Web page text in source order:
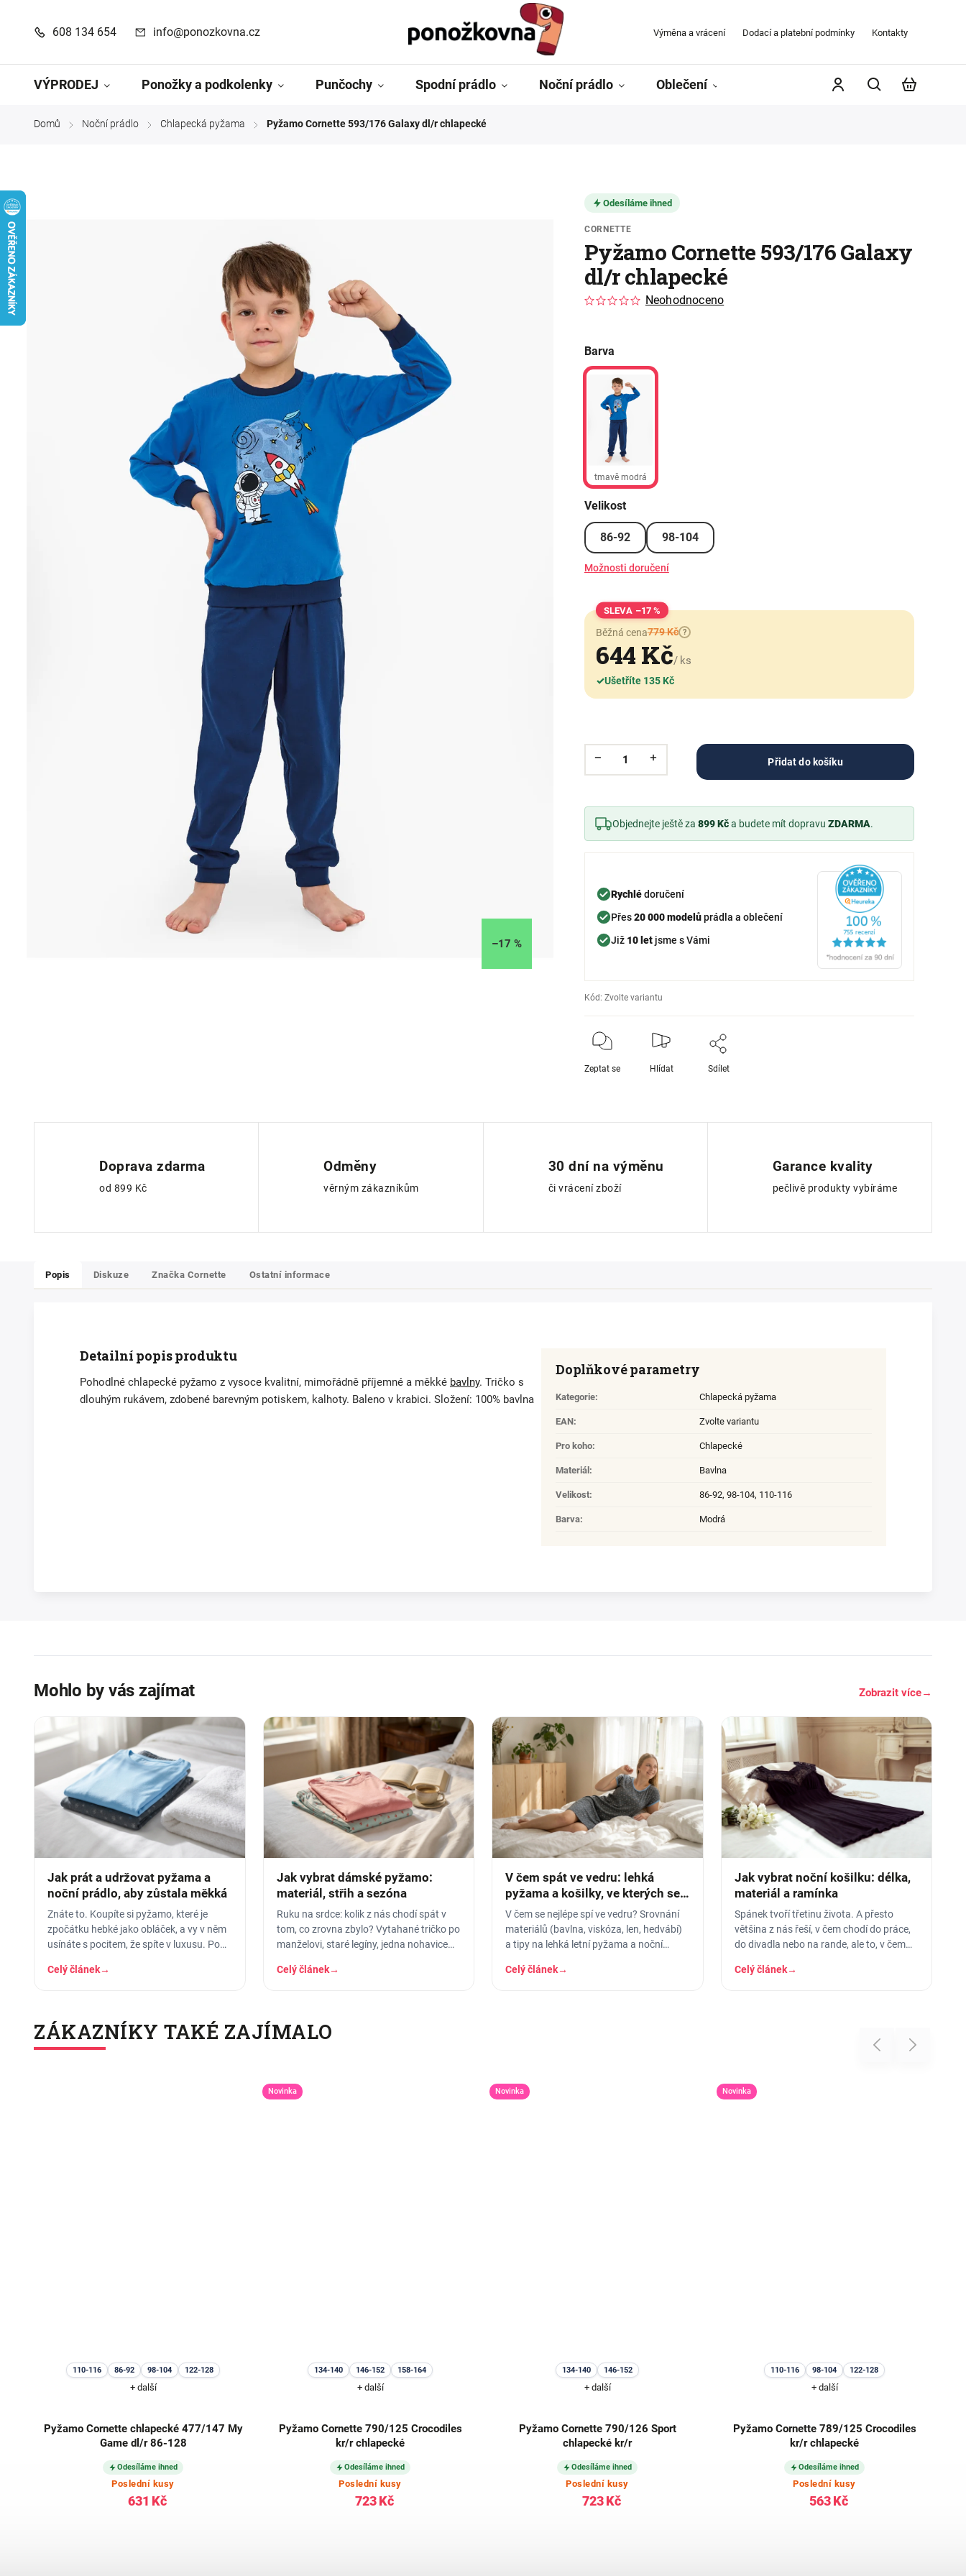
608 134 654 info@ponozkovna.cz Výměna a vrácení Dodací a platební podmínky Kontakty
VÝPRODEJ Ponožky a podkolenky Punčochy Spodní prádlo Noční prádlo Oblečení Kontakty
Domů / Noční prádlo / Chlapecká pyžama / Pyžamo Cornette 593/176 Galaxy dl/r chlapecké
–17 %
Odesíláme ihned
CORNETTE
Pyžamo Cornette 593/176 Galaxy
dl/r chlapecké
Neohodnoceno
Barva
tmavě modrá
Velikost
86-92 98-104
Možnosti doručení
–17 %
Běžná cena779 Kč ?
644 Kč/ ks
✓Ušetříte 135 Kč
Přidat do košíku
Objednejte ještě za 899 Kča budete mít dopravu ZDARMA.
Rychlédoručení
Přes20 000 modelůprádla a oblečení
Již 10 letjsme s Vámi
Kód: Zvolte variantu
Zeptat se Hlídat Sdílet
Doprava zdarma
od 899 Kč
Odměny
věrným zákazníkům
30 dní na výměnu
či vrácení zboží
Garance kvality
pečlivě produkty vybíráme
Popis Diskuze Značka Cornette Ostatní informace
Detailní popis produktu
Pohodlné chlapecké pyžamo z vysoce kvalitní, mimořádně příjemné a měkké bavlny. Tričko s
dlouhým rukávem, zdobené barevným potiskem, kalhoty. Baleno v krabici. Složení: 100% bavlna
Doplňkové parametry
Kategorie: Chlapecká pyžama
EAN: Zvolte variantu
Pro koho: Chlapecké
Materiál : Bavlna
Velikost: 86-92, 98-104, 110-116
Barva: Modrá
Mohlo by vás zajímat Zobrazit více→
Jak prát a udržovat pyžama a
noční prádlo, aby zůstala měkká
Znáte to. Koupíte si pyžamo, které je
zpočátku hebké jako obláček, a vy v něm
usínáte s pocitem, že spíte v luxusu. Po
Celý článek→
Jak vybrat dámské pyžamo:
materiál, střih a sezóna
Ruku na srdce: kolik z nás chodí spát v
tom, co zrovna zbylo? Vytahané tričko po
manželovi, staré legíny, jedna nohavice
Celý článek→
V čem spát ve vedru: lehká
pyžama a košilky, ve kterých se
nezapaříte
V čem se nejlépe spí ve vedru? Srovnání
materiálů (bavlna, viskóza, len, hedvábí)
a tipy na lehká letní pyžama a noční
Celý článek→
Jak vybrat noční košilku: délka,
materiál a ramínka
Spánek tvoří třetinu života. A přesto
většina z nás řeší, v čem chodí do práce,
do divadla nebo na rande, ale to, v čem
Celý článek→
ZÁKAZNÍKY TAKÉ ZAJÍMALO
Previous
110-116 86-92 98-104 122-128
+ další
Pyžamo Cornette chlapecké 477/147 My
Game dl/r 86-128
Odesíláme ihned
Poslední kusy
631 Kč
Novinka
134-140 146-152 158-164
+ další
Pyžamo Cornette 790/125 Crocodiles
kr/r chlapecké
Odesíláme ihned
Poslední kusy
723 Kč
Novinka
134-140 146-152
+ další
Pyžamo Cornette 790/126 Sport
chlapecké kr/r
Odesíláme ihned
Poslední kusy
723 Kč
Novinka
110-116 98-104 122-128
+ další
Pyžamo Cornette 789/125 Crocodiles
kr/r chlapecké
Odesíláme ihned
Poslední kusy
563 Kč
Next